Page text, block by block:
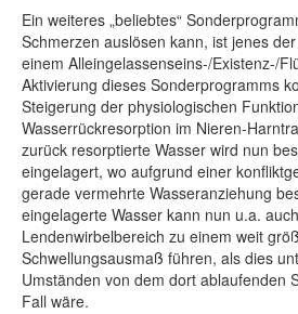
Ein weiteres „beliebtes“
Schmerzen auslösen kann, ist jenes
einem Alleingelassenseins-/Existenz-/
Aktivierung dieses Sonderprogramms
Steigerung der physiologischen
Wasserrückresorption im Nieren-
zurück resorptierte Wasser wird nun
eingelagert, wo aufgrund einer
gerade vermehrte Wasseranziehung
eingelagerte Wasser kann nun u.a.
Lendenwirbelbereich zu einem weit
Schwellungsausmaß führen, als dies
Umständen von dem dort ablaufenden
Fall wäre.